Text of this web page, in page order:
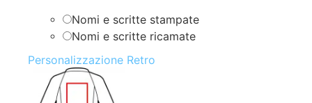
Nomi e scritte stampate
Nomi e scritte ricamate
Personalizzazione Retro